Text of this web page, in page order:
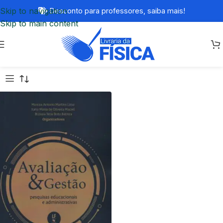
Skip to navigation
Skip to main content
Desconto para professores, saiba mais!